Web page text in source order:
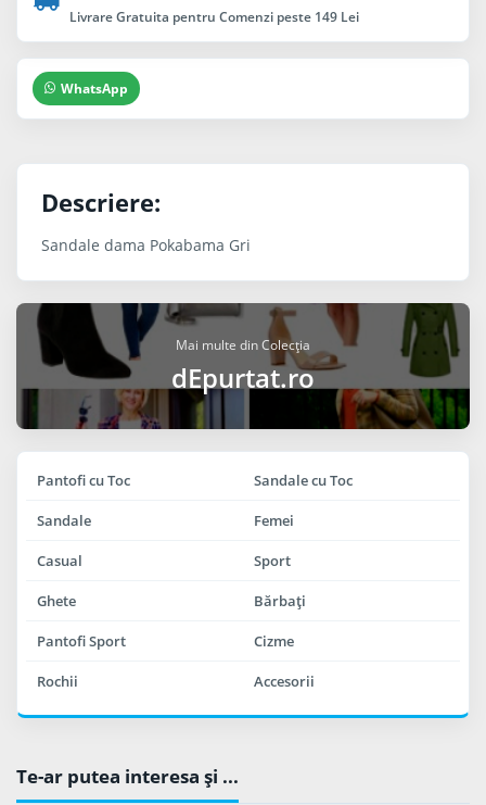
Livrare Gratuita pentru Comenzi peste 149 Lei
WhatsApp
Descriere:
Sandale dama Pokabama Gri
Mai multe din Colecția
dEpurtat.ro
Pantofi cu Toc Sandale cu Toc
Sandale Femei
Casual Sport
Ghete Bărbaţi
Pantofi Sport Cizme
Rochii Accesorii
Te-ar putea interesa şi ...